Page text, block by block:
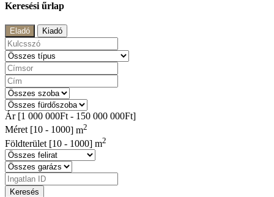
Keresési űrlap
Eladó Kiadó
Ár [1 000 000Ft - 150 000 000Ft]
Méret [10 - 1000] m2
Földterület [10 - 1000] m2
Keresés